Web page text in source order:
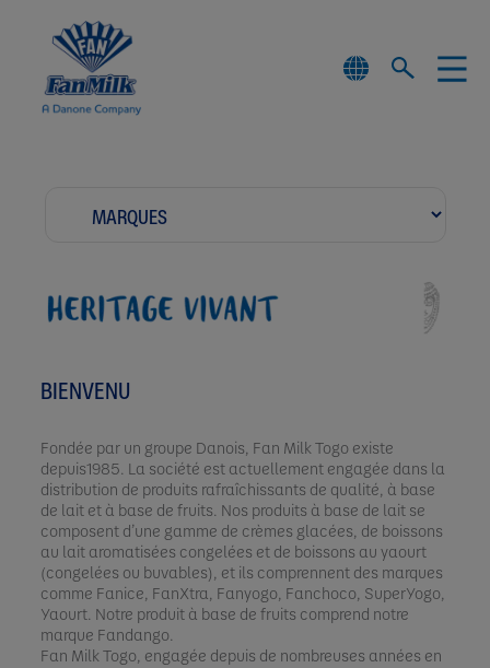
BIENVENU
Fondée par un groupe Danois, Fan Milk Togo existe
depuis1985. La société est actuellement engagée dans la
distribution de produits rafraîchissants de qualité, à base
de lait et à base de fruits. Nos produits à base de lait se
composent d’une gamme de crèmes glacées, de boissons
au lait aromatisées congelées et de boissons au yaourt
(congelées ou buvables), et ils comprennent des marques
comme Fanice, FanXtra, Fanyogo, Fanchoco, SuperYogo,
Yaourt. Notre produit à base de fruits comprend notre
marque Fandango.
Fan Milk Togo, engagée depuis de nombreuses années en